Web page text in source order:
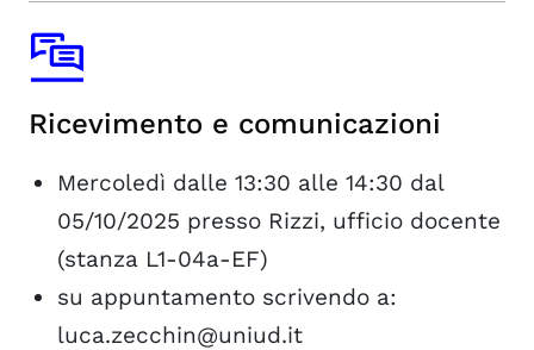
Ricevimento e comunicazioni
Mercoledì dalle 13:30 alle 14:30 dal
05/10/2025 presso Rizzi, ufficio docente
(stanza L1-04a-EF)
su appuntamento scrivendo a:
luca.zecchin@uniud.it